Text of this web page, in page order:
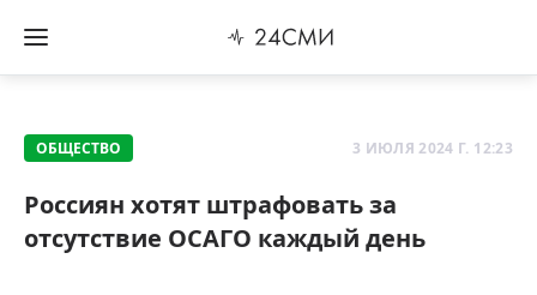
ОБЩЕСТВО 3 ИЮЛЯ 2024 Г. 12:23
Россиян хотят штрафовать за
отсутствие ОСАГО каждый день